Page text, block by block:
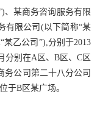
、某商务咨询服务有限
有限公司(以下简称“某
乙公司”),分别于2013
分别在A区、B区、C区
务公司第二十八分公司
于B区某广场。